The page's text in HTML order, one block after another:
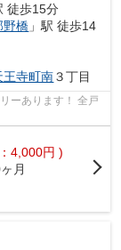
徒歩15分
野橋 」駅 徒歩14
王寺町南３丁目
ります！ 全戸
いただき、あ...
4,000円 )
月